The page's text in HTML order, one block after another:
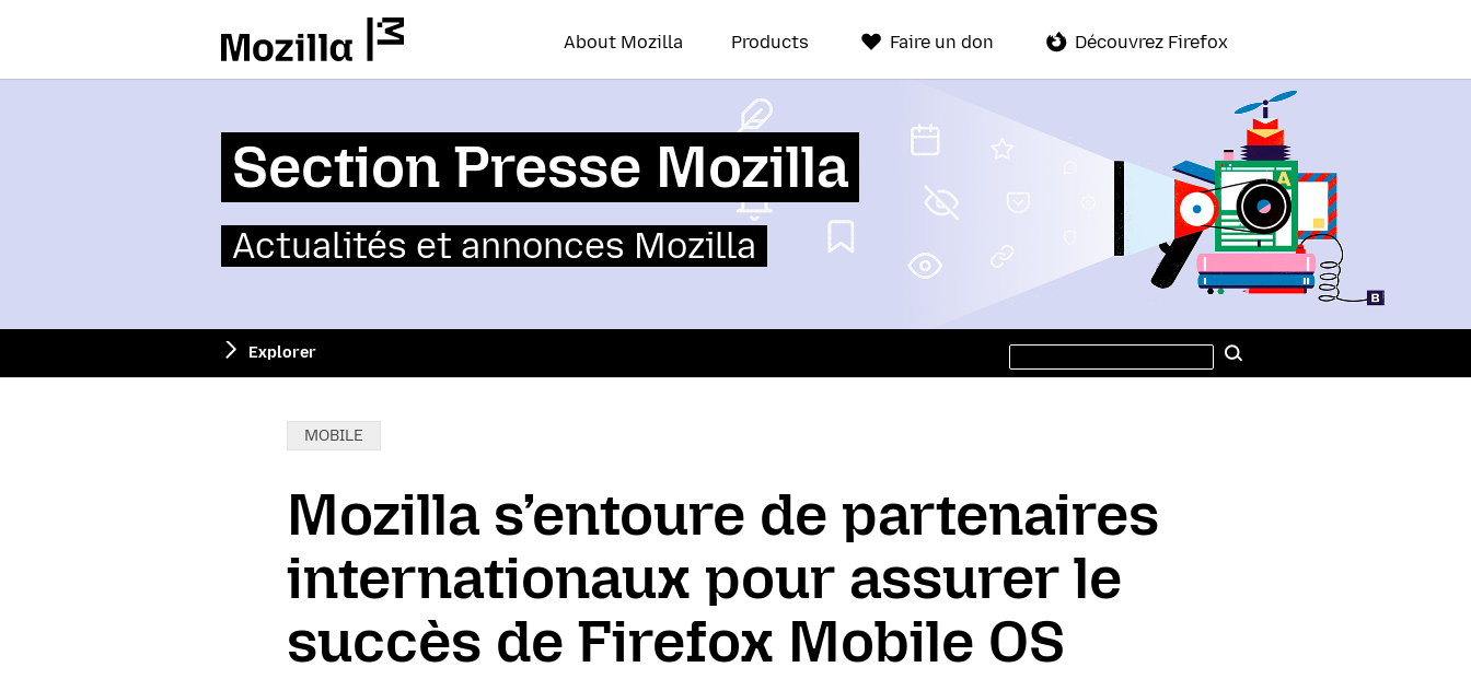
About Mozilla Products Faire un don Découvrez Firefox
Section Presse Mozilla
Actualités et annonces Mozilla
Explorer
Rechercher
site
LesMOBILE
Mozilla s’entoure de partenaires
internationaux pour assurer le
succès de Firefox Mobile OS